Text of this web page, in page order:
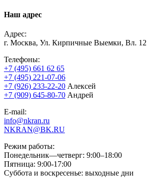
Наш адрес
Адрес:
г. Москва, Ул. Кирпичные Выемки, Вл. 12
Телефоны:
+7 (495) 661 62 65
+7 (495) 221-07-06
+7 (926) 233-22-20 Алексей
+7 (909) 645-80-70 Андрей
E-mail:
info@nkran.ru
NKRAN@BK.RU
Режим работы:
Понедельник—четверг: 9:00–18:00
Пятница: 9:00-17:00
Суббота и воскресенье: выходные дни